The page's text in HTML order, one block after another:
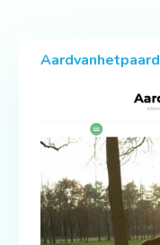
Aardvanhetpaard